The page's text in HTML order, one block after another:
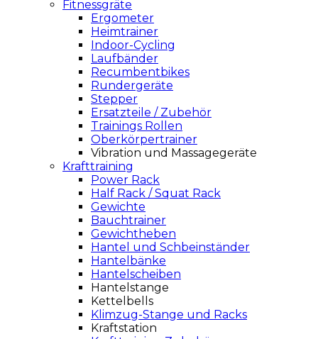
Fitnessgräte
Ergometer
Heimtrainer
Indoor-Cycling
Laufbänder
Recumbentbikes
Rundergeräte
Stepper
Ersatzteile / Zubehör
Trainings Rollen
Oberkörpertrainer
Vibration und Massagegeräte
Krafttraining
Power Rack
Half Rack / Squat Rack
Gewichte
Bauchtrainer
Gewichtheben
Hantel und Schbeinständer
Hantelbänke
Hantelscheiben
Hantelstange
Kettelbells
Klimzug-Stange und Racks
Kraftstation